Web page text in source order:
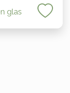
glas